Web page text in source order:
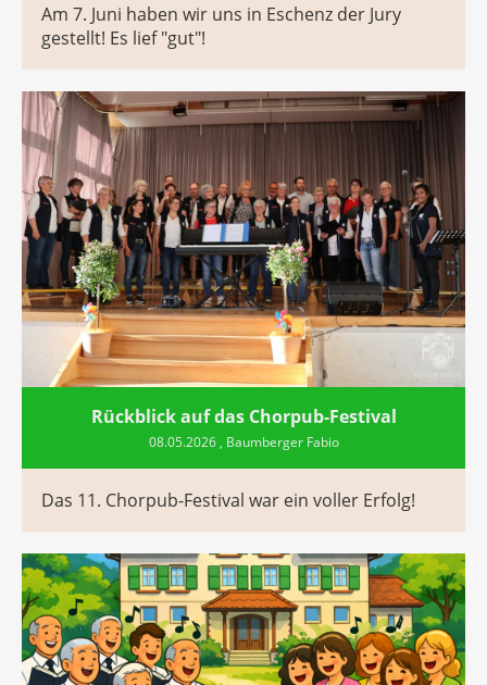
Am 7. Juni haben wir uns in Eschenz der Jury
gestellt! Es lief "gut"!
Rückblick auf das Chorpub-Festival
08.05.2026, Baumberger Fabio
Das 11. Chorpub-Festival war ein voller Erfolg!